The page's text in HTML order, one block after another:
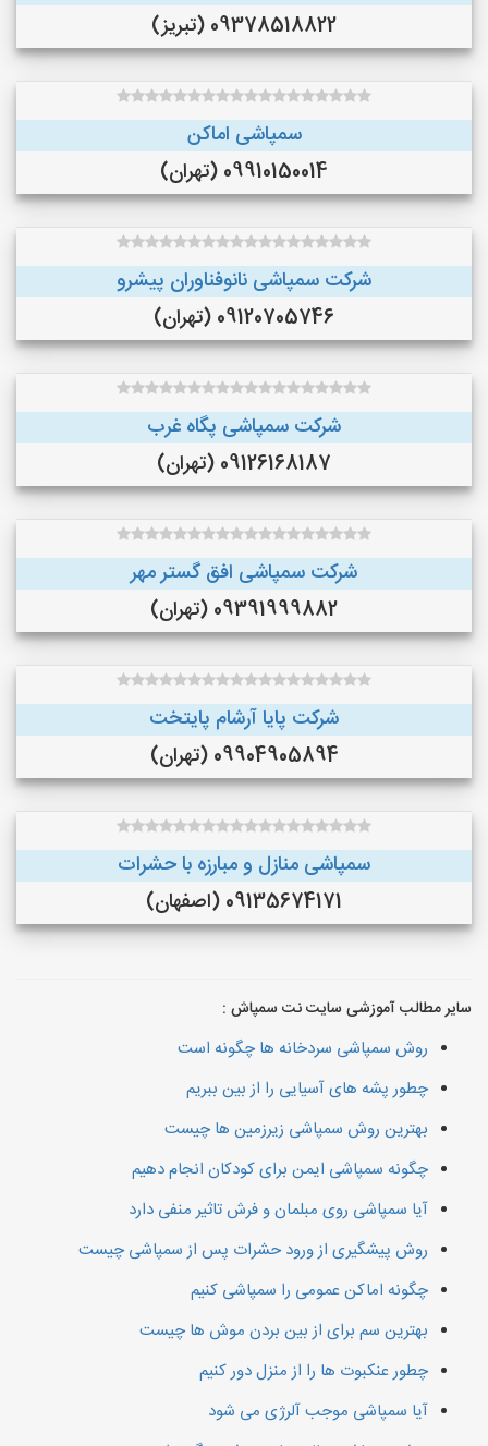
09378518822 (تبریز)
سمپاشی اماکن
09910150014 (تهران)
شرکت سمپاشی نانوفناوران پیشرو
09120705746 (تهران)
شرکت سمپاشی پگاه غرب
09126168187 (تهران)
شرکت سمپاشی افق گستر مهر
09391999882 (تهران)
شرکت پایا آرشام پایتخت
09904905894 (تهران)
سمپاشی منازل و مبارزه با حشرات
09135674171 (اصفهان)
سایر مطالب آموزشی سایت نت سمپاش :
روش سمپاشی سردخانه ها چگونه است
چطور پشه های آسیایی را از بین ببریم
بهترین روش سمپاشی زیرزمین ها چیست
چگونه سمپاشی ایمن برای کودکان انجام دهیم
آیا سمپاشی روی مبلمان و فرش تاثیر منفی دارد
روش پیشگیری از ورود حشرات پس از سمپاشی چیست
چگونه اماکن عمومی را سمپاشی کنیم
بهترین سم برای از بین بردن موش ها چیست
چطور عنکبوت ها را از منزل دور کنیم
آیا سمپاشی موجب آلرژی می شود